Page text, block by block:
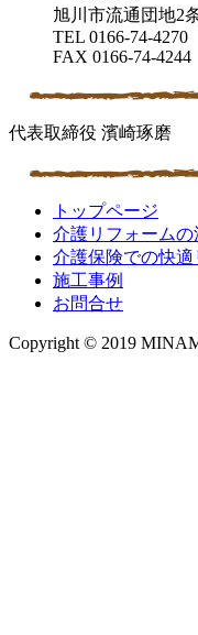
旭川市流通団地2
TEL 0166-74-4270
FAX 0166-74-4244
代表取締役 濱崎琢磨
トップページ
介護リフォームの
介護保険での快適
施工事例
お問合せ
Copyright © 2019